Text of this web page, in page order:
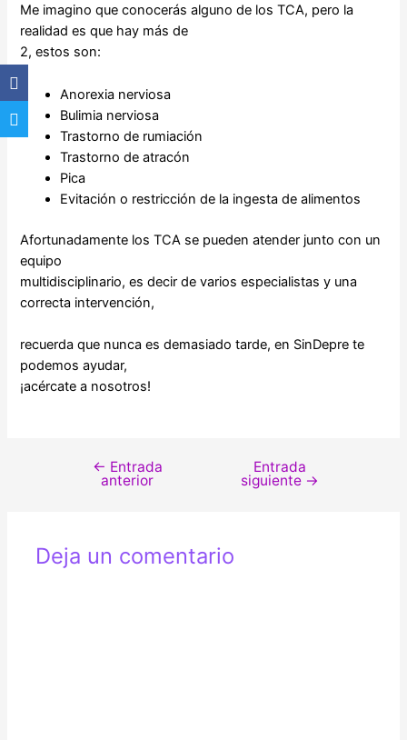
Me imagino que conocerás alguno de los TCA, pero la
realidad es que hay más de
2, estos son:
Anorexia nerviosa
Bulimia nerviosa
Trastorno de rumiación
Trastorno de atracón
Pica
Evitación o restricción de la ingesta de alimentos
Afortunadamente los TCA se pueden atender junto con un
equipo
multidisciplinario, es decir de varios especialistas y una
correcta intervención,
recuerda que nunca es demasiado tarde, en SinDepre te
podemos ayudar,
¡acércate a nosotros!
Navegación
← Entrada
anterior
Entrada
siguiente →
Deja un comentario